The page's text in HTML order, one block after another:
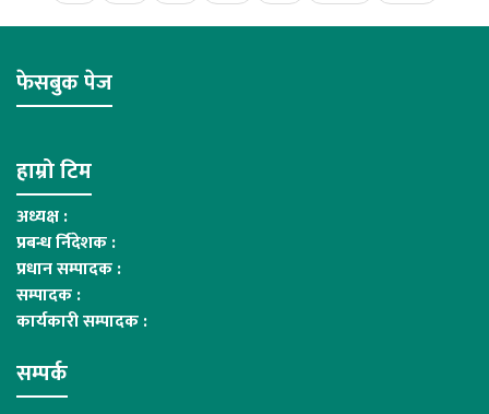
फेसबुक पेज
हाम्रो टिम
अध्यक्ष :
प्रबन्ध र्निदेशक :
प्रधान सम्पादक :
सम्पादक :
कार्यकारी सम्पादक :
सम्पर्क